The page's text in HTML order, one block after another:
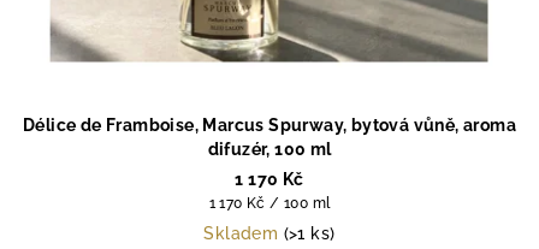
Délice de Framboise, Marcus Spurway, bytová vůně, aroma
difuzér, 100 ml
1 170 Kč
Měrná
cena:
1 170 Kč / 100 ml
Skladem (>1 ks)